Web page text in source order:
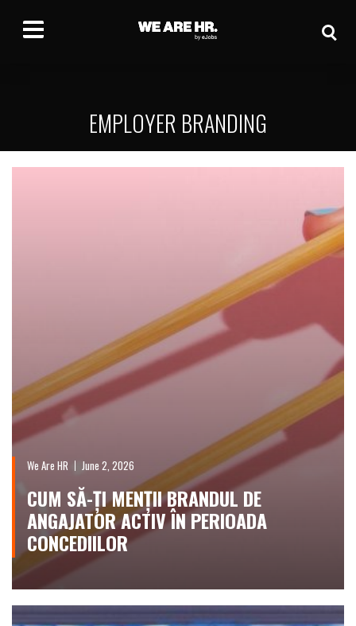
EMPLOYER BRANDING
We Are HR June 2, 2026
CUM SĂ-ȚI MENȚII BRANDUL DE
ANGAJATOR ACTIV ÎN PERIOADA
CONCEDIILOR